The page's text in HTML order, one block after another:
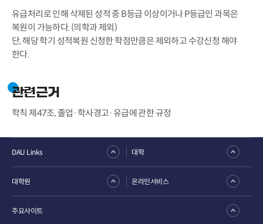
유급처리로 인해 삭제된 성적 중 B등급 이상이거나 P등급인 과목은
복원이 가능하다. (의학과 제외)
단, 해당 학기 성적복원 신청한 학점만큼은 제외하고 수강신청 해야
한다.
관련근거
학칙 제47조, 졸업·학사경고·유급에 관한 규정
DAU Links 대학
대학원 온라인서비스
주요사이트